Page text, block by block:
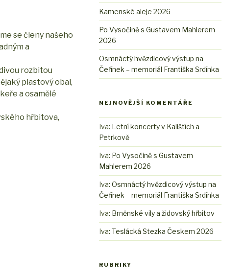
se členy našeho
a
rozbitou
plastový obal,
a osamělé
hřbitova,
Kamenské aleje 2026
Po Vysočině s Gustavem Mahlerem
2026
Osmnáctý hvězdicový výstup na
Čeřínek – memoriál Františka Srdínka
NEJNOVĚJŠÍ KOMENTÁŘE
Iva: Letní koncerty v Kalištích a
Petrkově
Iva: Po Vysočině s Gustavem
Mahlerem 2026
Iva:Osmnáctý hvězdicový výstup na
Čeřínek – memoriál Františka Srdínka
Iva: Brněnské vily a židovský hřbitov
Iva:Teslácká Stezka Českem 2026
RUBRIKY